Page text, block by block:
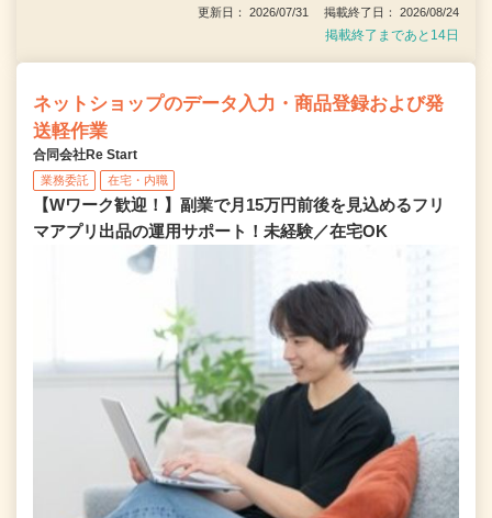
更新日： 2026/07/31 掲載終了日： 2026/08/24
掲載終了まであと14日
ネットショップのデータ入力・商品登録および発
送軽作業
合同会社Re Start
業務委託 在宅・内職
【Wワーク歓迎！】副業で月15万円前後を見込めるフリ
マアプリ出品の運用サポート！未経験／在宅OK